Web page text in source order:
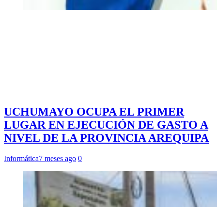
UCHUMAYO OCUPA EL PRIMER
LUGAR EN EJECUCIÓN DE GASTO A
NIVEL DE LA PROVINCIA AREQUIPA
Informática7 meses ago 0